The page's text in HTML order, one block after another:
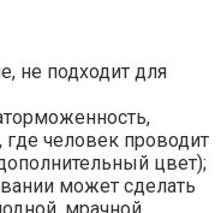
не подходит для
где человек проводит
цвет);
может сделать